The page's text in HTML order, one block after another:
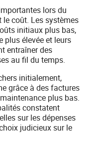
lors du
coût. Les systèmes
initiaux plus bas,
plus élevée et leurs
entraîner des
au fil du temps.
initialement,
grâce à des factures
plus bas.
constatent
sur les dépenses
judicieux sur le